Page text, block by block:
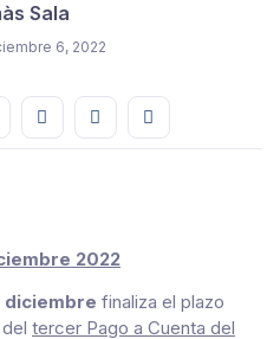
Sala
6, 2022
Share this on FaceBook
Share this on Twitter
Share this on GMail
Share this on
2022
diciembre finaliza el plazo
tercer Pago a Cuenta del